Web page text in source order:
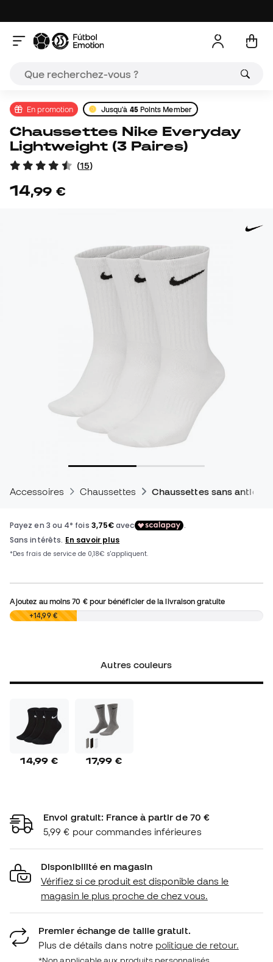
En promotion Jusqu'à 45Points Member
Chaussettes Nike Everyday
Lightweight (3 Paires)
(15)
14,99 €
Accessoires Chaussettes Chaussettes sans
Ajoutez au moins70 €pour bénéficier de la livraison gratuite
0,00 €+14,99 €
Autres couleurs
14,99 € 17,99 €
Envoi gratuit: France à partir de 70 €
5,99 € pour commandes inférieures
Disponibilité en magasin
Vérifiez si ce produit est disponible dans le
magasin le plus proche de chez vous.
Premier échange de taille gratuit.
Plus de détails dans notre politique de retour.
*Non applicable aux produits personnalisés.